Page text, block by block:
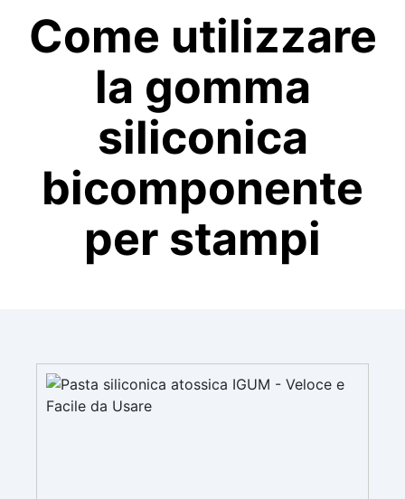
Come utilizzare
la gomma
siliconica
bicomponente
per stampi